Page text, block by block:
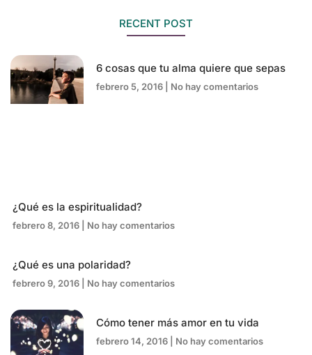
RECENT POST
6 cosas que tu alma quiere que sepas
febrero 5, 2016 No hay comentarios
¿Qué es la espiritualidad?
febrero 8, 2016 No hay comentarios
¿Qué es una polaridad?
febrero 9, 2016 No hay comentarios
Cómo tener más amor en tu vida
febrero 14, 2016 No hay comentarios